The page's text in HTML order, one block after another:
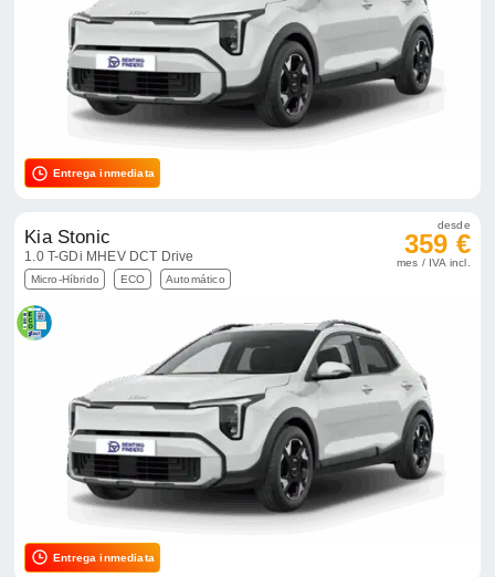
Entrega inmediata
Kia Stonic
1.0 T-GDi MHEV DCT Drive
Micro-Híbrido ECO Automático
desde
359 €
mes / IVA incl.
Entrega inmediata